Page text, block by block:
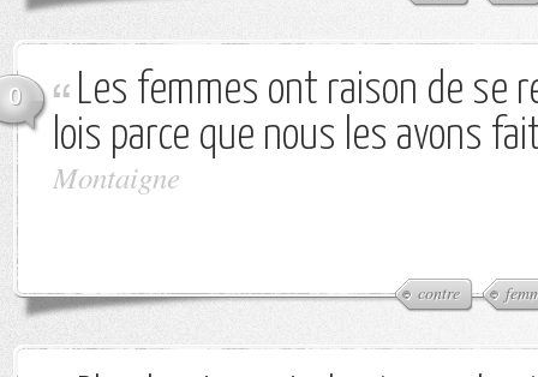
0
Les femmes ont raison de se
lois parce que nous les avons
Montaigne
contre